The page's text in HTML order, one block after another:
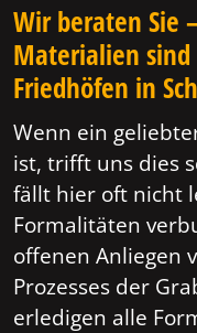
Wir beraten Sie
Materialien
Friedhöfen in
Wenn ein
ist, trifft uns dies
fällt hier oft nicht
Formalitäten
offenen Anliegen
Prozesses der
erledigen alle